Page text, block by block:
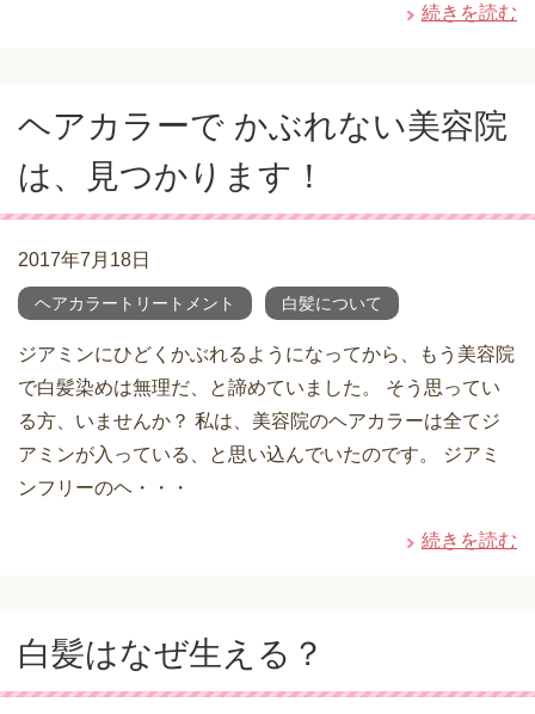
続きを読む
ヘアカラーで かぶれない美容院
は、見つかります！
2017年7月18日
ヘアカラートリートメント 白髪について
ジアミンにひどくかぶれるようになってから、もう美容院
で白髪染めは無理だ、と諦めていました。 そう思ってい
る方、いませんか？ 私は、美容院のヘアカラーは全てジ
アミンが入っている、と思い込んでいたのです。 ジアミ
ンフリーのヘ・・・
続きを読む
白髪はなぜ生える？